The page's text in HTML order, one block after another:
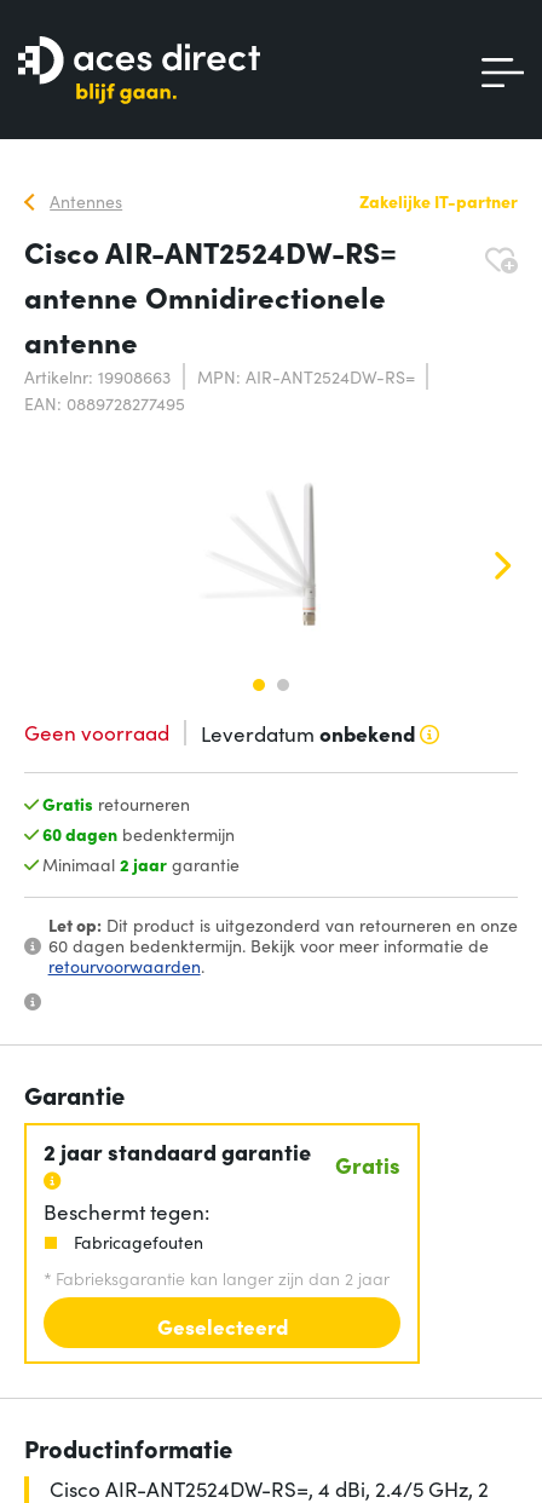
Antennes Zakelijke IT-partner
Cisco AIR-ANT2524DW-RS=
antenne Omnidirectionele
antenne
Artikelnr: 19908663
MPN: AIR-ANT2524DW-RS=
EAN: 0889728277495
Geen voorraad Leverdatum onbekend
Gratis retourneren
60 dagenbedenktermijn
Minimaal 2 jaargarantie
Let op:Dit product is uitgezonderd van retourneren en onze
60 dagen bedenktermijn. Bekijk voor meer informatie de
retourvoorwaarden.
Garantie
2 jaar standaard garantie Gratis
Beschermt tegen:
Fabricagefouten
* Fabrieksgarantie kan langer zijn dan 2 jaar
Geselecteerd
Productinformatie
Cisco AIR-ANT2524DW-RS=, 4 dBi, 2.4/5 GHz, 2